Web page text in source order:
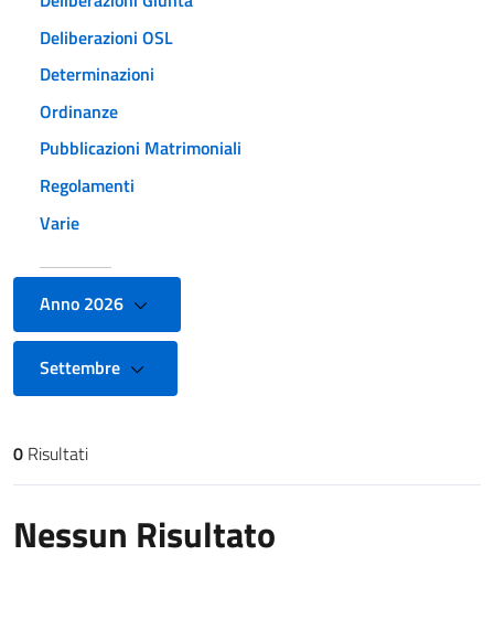
Deliberazioni OSL
Determinazioni
Ordinanze
Pubblicazioni Matrimoniali
Regolamenti
Varie
Anno 2026
Settembre
Risultati di ricerca
0 Risultati
Nessun Risultato